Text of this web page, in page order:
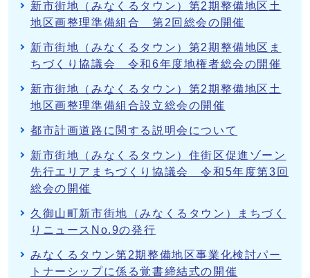
新市街地（みなくるタウン）第2期整備地区土
地区画整理準備組合 第2回総会の開催
新市街地（みなくるタウン）第2期整備地区ま
ちづくり協議会 令和6年度地権者総会の開催
新市街地（みなくるタウン）第2期整備地区土
地区画整理準備組合設立総会の開催
都市計画道路に関する説明会について
新市街地（みなくるタウン）住街区促進ゾーン
先行エリアまちづくり協議会 令和5年度第3回
総会の開催
久御山町新市街地（みなくるタウン）まちづく
りニュースNo.9の発行
みなくるタウン第2期整備地区事業化検討パー
トナーシップに係る覚書締結式の開催